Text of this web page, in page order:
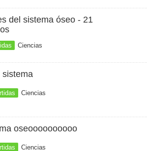
del sistema óseo - 21
Ciencias
sistema
Ciencias
oseoooooooooo
Ciencias